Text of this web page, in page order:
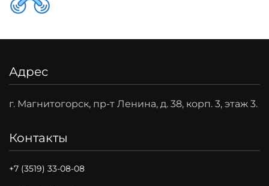
Адрес
г. Магнитогорск, пр-т Ленина, д. 38, корп. 3, этаж 3.
Контакты
+7 (3519) 33-08-08